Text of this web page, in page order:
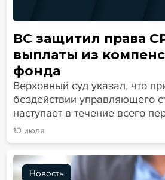
ВС защитил права
выплаты из
фонда
Верховный суд указал, что
бездействии управляющего
наступает в течение всего
10 июля
Новость